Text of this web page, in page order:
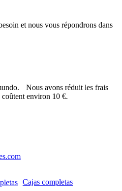
et nous vous répondrons dans
Nous avons réduit les frais
environ 10 €.
Cajas completas